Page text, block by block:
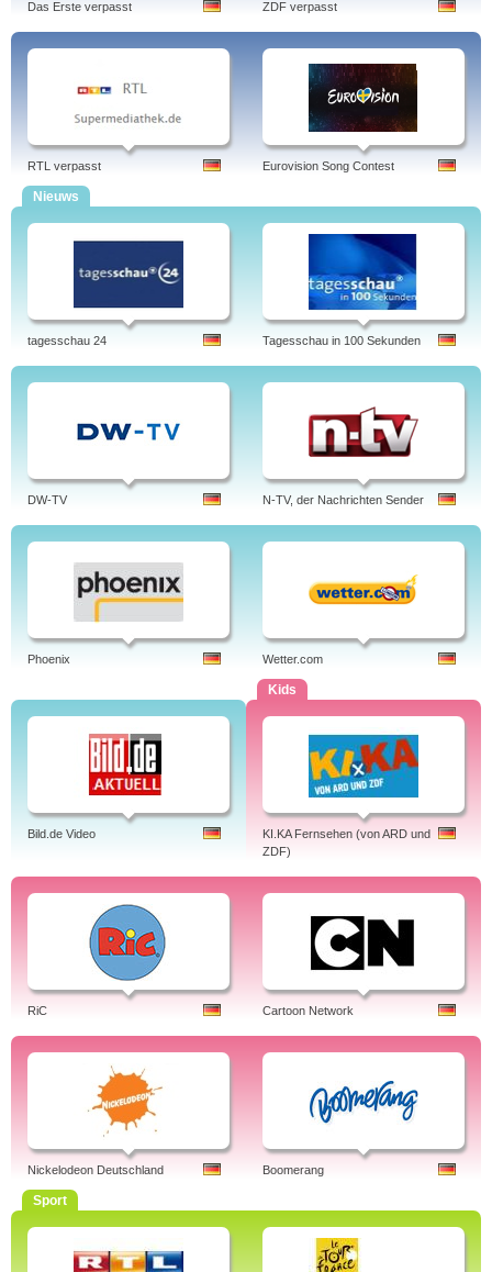
Das Erste verpasst ZDF verpasst
RTL verpasst Eurovision Song Contest
Nieuws
tagesschau 24 Tagesschau in 100 Sekunden
DW-TV N-TV, der Nachrichten Sender
Phoenix Wetter.com
Bild.de Video
Kids
KI.KA Fernsehen (von ARD und
ZDF)
RiC Cartoon Network
Nickelodeon Deutschland Boomerang
Sport